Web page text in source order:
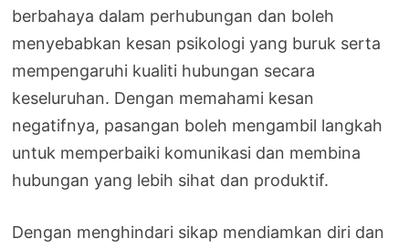
berbahaya dalam perhubungan dan boleh
menyebabkan kesan psikologi yang buruk serta
mempengaruhi kualiti hubungan secara
keseluruhan. Dengan memahami kesan
negatifnya, pasangan boleh mengambil langkah
untuk memperbaiki komunikasi dan membina
hubungan yang lebih sihat dan produktif.
Dengan menghindari sikap mendiamkan diri dan